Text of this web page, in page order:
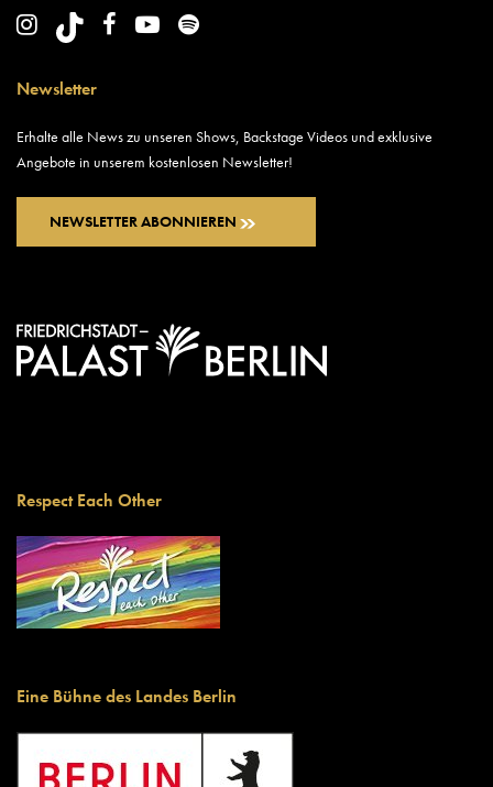
Newsletter
Erhalte alle News zu unseren Shows, Backstage Videos und exklusive
Angebote in unserem kostenlosen Newsletter!
NEWSLETTER ABONNIEREN
Respect Each Other
Eine Bühne des Landes Berlin